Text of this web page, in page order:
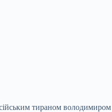
тираном